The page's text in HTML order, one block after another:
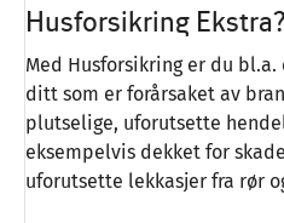
Husforsikring Ekstra?
Med Husforsikring er du
ditt som er forårsaket av
plutselige, uforutsette
eksempelvis dekket for
uforutsette lekkasjer fra rør